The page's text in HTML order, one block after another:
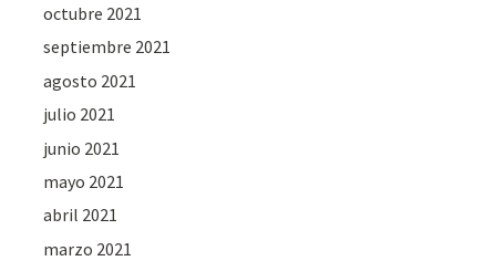
octubre 2021
septiembre 2021
agosto 2021
julio 2021
junio 2021
mayo 2021
abril 2021
marzo 2021